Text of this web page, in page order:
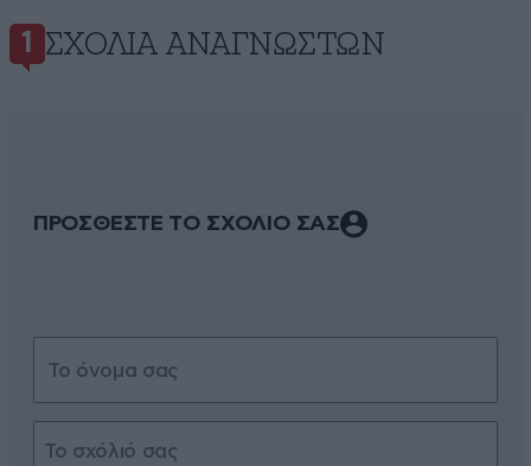
1 ΣΧΌΛΙΑ ΑΝΑΓΝΩΣΤΏΝ
ΠΡΟΣΘΕΣΤΕ ΤΟ ΣΧΟΛΙΟ ΣΑΣ